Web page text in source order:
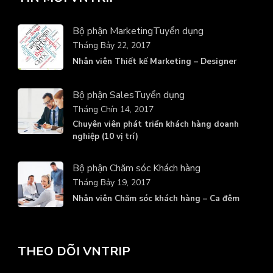
Bộ phận MarketingTuyển dụng
Nhân viên Thiết kế Marketing – Designer
Tháng Bảy 22, 2017
Bộ phận SalesTuyển dụng
Chuyên viên phát triển khách hàng doanh
nghiệp (10 vị trí)
Tháng Chín 14, 2017
Bộ phận Chăm sóc Khách hàng
Nhân viên Chăm sóc khách hàng – Ca đêm
Tháng Bảy 19, 2017
THEO DÕI VNTRIP